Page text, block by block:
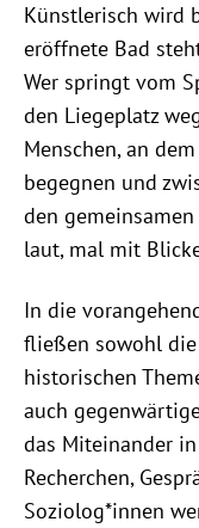
Künstlerisch wird
eröffnete Bad
Wer springt vom
den Liegeplatz
Menschen, an
begegnen und
den
laut, mal mit
In die
fließen sowohl
historischen
auch
das Miteinander
Recherchen,
Soziolog*innen